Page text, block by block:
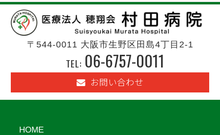
〒544-0011 大阪市生野区田島4丁目2-1
TEL: 06-6757-0011
お問い合わせ
HOME